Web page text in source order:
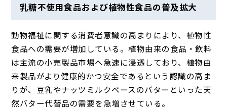
乳糖不使用食品および植物性食品の普及拡大
動物福祉に関する消費者意識の高まりにより、植物性
食品への需要が増加している。植物由来の食品・飲料
は主流の小売製品市場へ急速に浸透しており、植物由
来製品がより健康的かつ安全であるという認識の高ま
りが、豆乳やナッツミルクベースのバターといった天
然バター代替品の需要を急増させている。